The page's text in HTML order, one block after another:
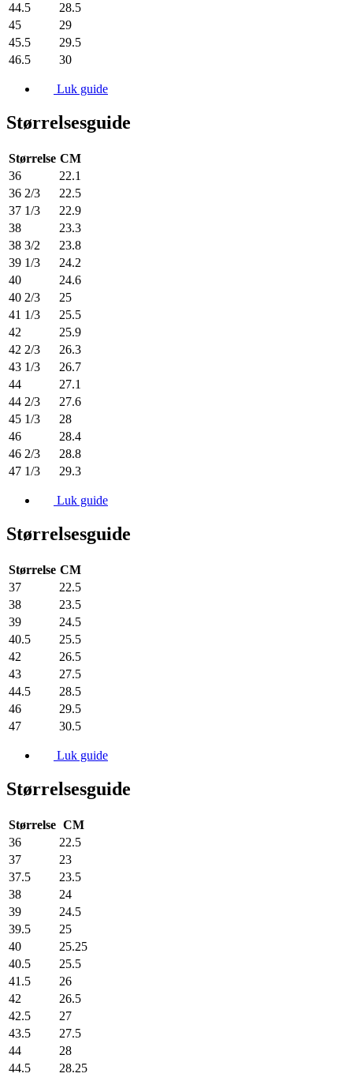
44.5
28.5
45
29
45.5
29.5
46.5
30
Luk guide
Størrelsesguide
Størrelse CM
36
22.1
36 2/3
22.5
37 1/3
22.9
38
23.3
38 3/2
23.8
39 1/3
24.2
40
24.6
40 2/3
25
41 1/3
25.5
42
25.9
42 2/3
26.3
43 1/3
26.7
44
27.1
44 2/3
27.6
45 1/3
28
46
28.4
46 2/3
28.8
47 1/3
29.3
Luk guide
Størrelsesguide
Størrelse CM
37
22.5
38
23.5
39
24.5
40.5
25.5
42
26.5
43
27.5
44.5
28.5
46
29.5
47
30.5
Luk guide
Størrelsesguide
Størrelse CM
36
22.5
37
23
37.5
23.5
38
24
39
24.5
39.5
25
40
25.25
40.5
25.5
41.5
26
42
26.5
42.5
27
43.5
27.5
44
28
44.5
28.25